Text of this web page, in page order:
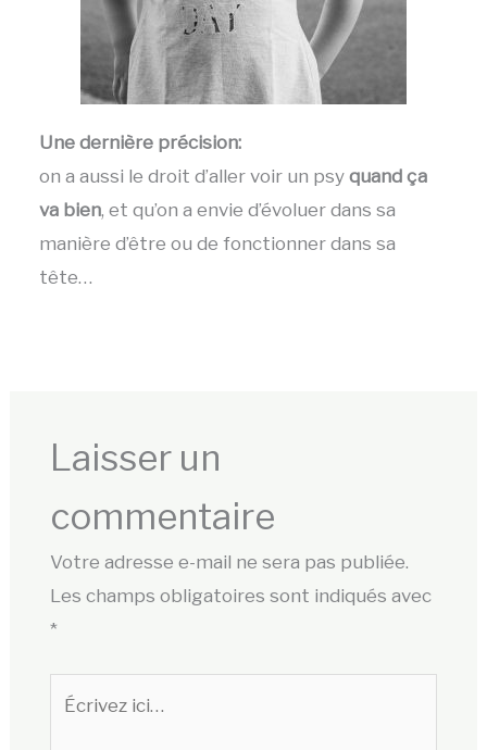
Une dernière précision:
on a aussi le droit d’aller voir un psyquand ça
va bien, et qu’on a envie d’évoluer dans sa
manière d’être ou de fonctionner dans sa
tête…
Laisser un
commentaire
Votre adresse e-mail ne sera pas publiée.
Les champs obligatoires sont indiqués avec
*
Écrivez